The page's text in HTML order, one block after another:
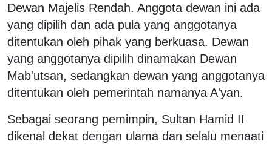
Dewan Majelis Rendah. Anggota dewan ini ada
yang dipilih dan ada pula yang anggotanya
ditentukan oleh pihak yang berkuasa. Dewan
yang anggotanya dipilih dinamakan Dewan
Mab'utsan, sedangkan dewan yang anggotanya
ditentukan oleh pemerintah namanya A'yan.
Sebagai seorang pemimpin, Sultan Hamid II
dikenal dekat dengan ulama dan selalu menaati